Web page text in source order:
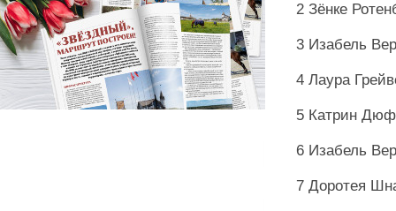
2 Зёнке
3 Изабель
4 Лаура
5 Катрин
6 Изабель
7 Доротея